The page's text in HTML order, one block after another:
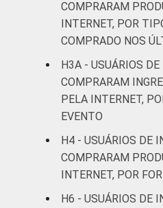
INSTRUÇÃO
FAIXA
ETÁRIA
De
De
COMPRARAM
INTERNET, POR
COMPRADO NOS
H3A - USUÁRIOS
COMPRARAM
PELA INTERNET,
EVENTO
H4 - USUÁRIOS DE
COMPRARAM
INTERNET, POR
H6 - USUÁRIOS DE